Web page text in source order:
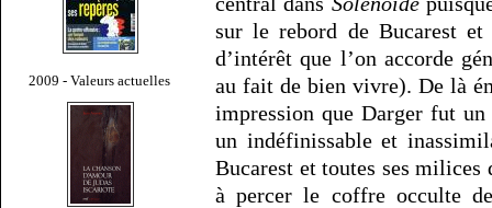
2009 - Valeurs actuelles
sur le rebord de Bucarest
d’intérêt que l’on accorde
au fait de bien vivre). De là
impression que Darger fut
un indéfinissable et
Bucarest et toutes ses
à percer le coffre occulte